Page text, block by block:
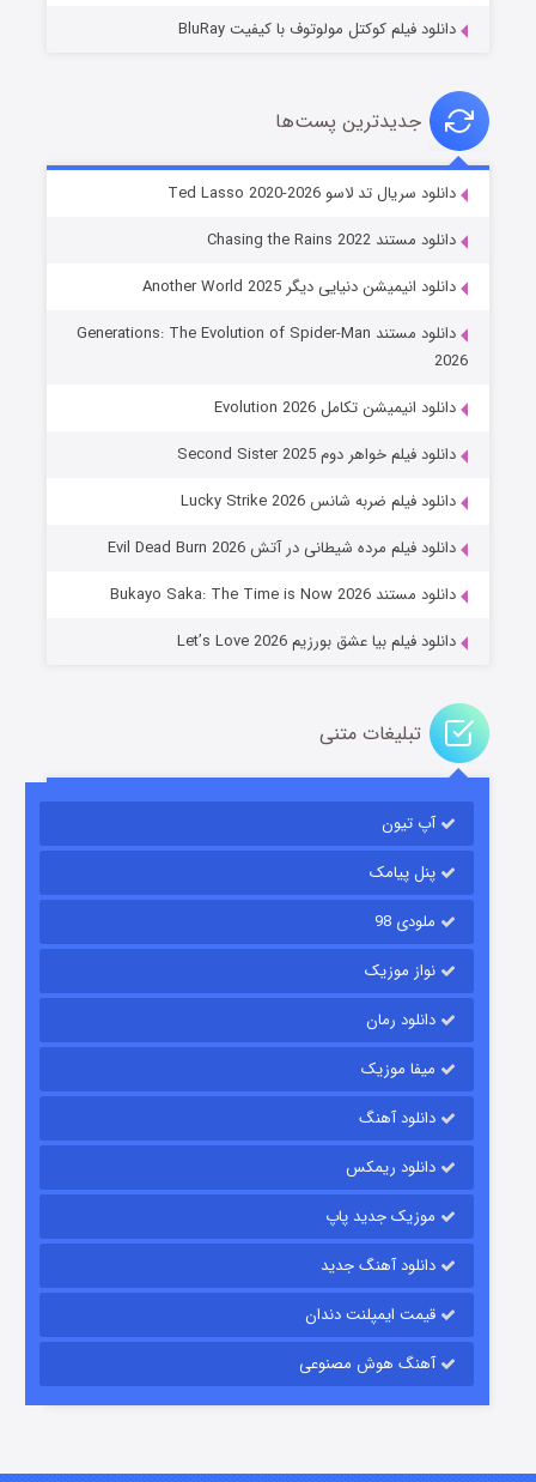
خاندان اژدها فصل ۳
جادوگری در مغولستان
باب اسفنجی فصل ۱۷
قسمت۶ (زیرنویس) منتشر شد
قسمت۱۵ (دوبله) منتشر شد
دانلود فیلم کوکتل مولوتوف با کیفیت BluRay
جدیدترین پست‌ها
دانلود سریال تد لاسو Ted Lasso 2020-2026
دانلود مستند Chasing the Rains 2022
دانلود انیمیشن دنیایی دیگر Another World 2025
دانلود مستند Generations: The Evolution of Spider-Man
2026
دانلود انیمیشن تکامل Evolution 2026
دانلود فیلم خواهر دوم Second Sister 2025
دانلود فیلم ضربه شانس Lucky Strike 2026
دانلود فیلم مرده شیطانی در آتش Evil Dead Burn 2026
دانلود مستند Bukayo Saka: The Time is Now 2026
دانلود فیلم بیا عشق بورزیم Let’s Love 2026
تبلیغات متنی
آپ تیون
پنل پیامک
ملودی 98
نواز موزیک
دانلود رمان
میفا موزیک
دانلود آهنگ
دانلود ریمکس
موزیک جدید پاپ
دانلود آهنگ جدید
قیمت ایمپلنت دندان
آهنگ هوش مصنوعی